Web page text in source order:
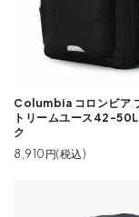
Columbia コロンビア
トリームユース42-
ク
8,910円(税込)